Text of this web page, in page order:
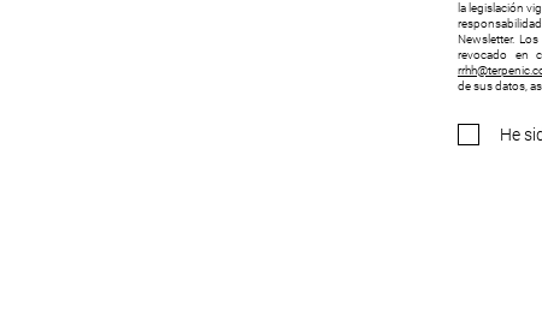
la legislación
Newsletter.
revocado en
de sus datos,
He